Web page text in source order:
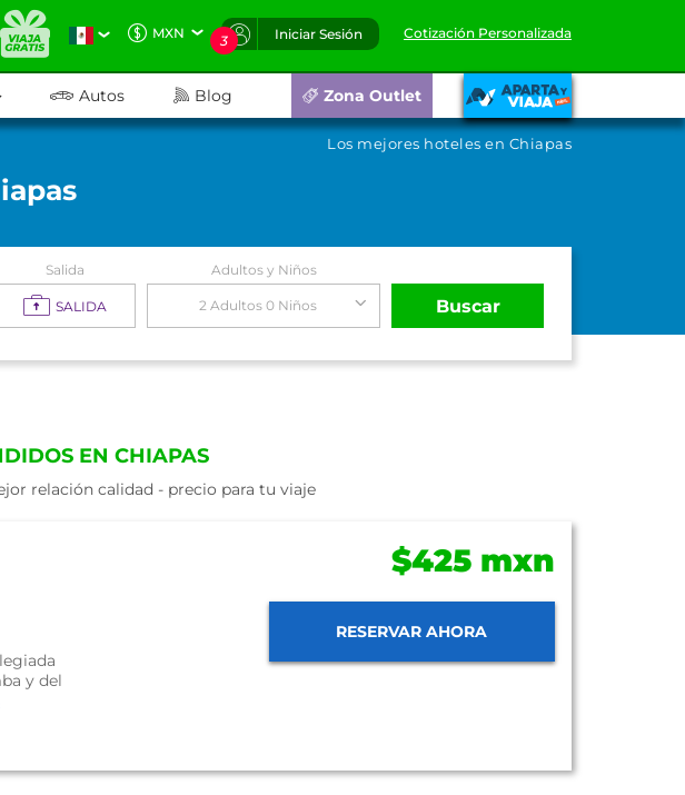
MXN 3 Iniciar Sesión Cotización Personalizada
Autos Blog Zona Outlet
Los mejores hoteles en Chiapas
Salida
SALIDA
Adultos y Niños
2 Adultos 0 Niños Buscar
EN CHIAPAS
relación calidad - precio para tu viaje
y del
$425 mxn
RESERVAR AHORA